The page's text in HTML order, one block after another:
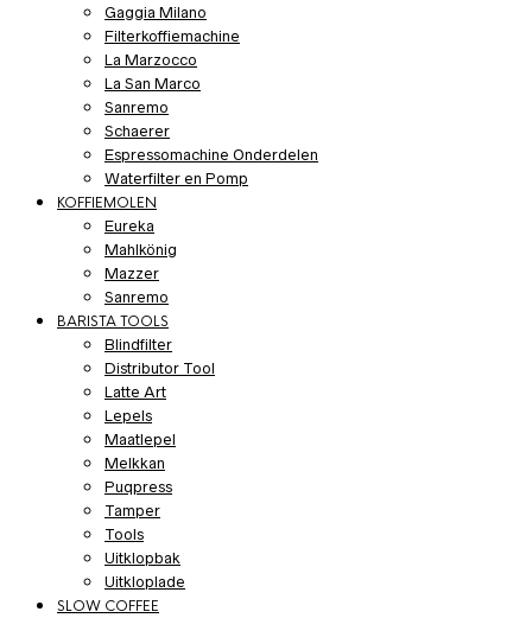
Gaggia Milano
Filterkoffiemachine
La Marzocco
La San Marco
Sanremo
Schaerer
Espressomachine Onderdelen
Waterfilter en Pomp
KOFFIEMOLEN
Eureka
Mahlkönig
Mazzer
Sanremo
BARISTA TOOLS
Blindfilter
Distributor Tool
Latte Art
Lepels
Maatlepel
Melkkan
Puqpress
Tamper
Tools
Uitklopbak
Uitkloplade
SLOW COFFEE